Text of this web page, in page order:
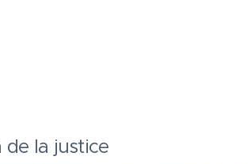
de la justice